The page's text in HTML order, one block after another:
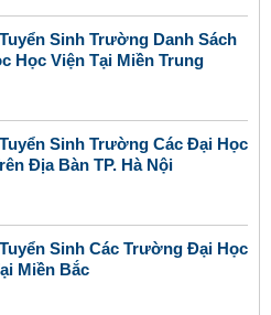
Sinh Trường Danh Sách
Học Viện Tại Miền Trung
Sinh Trường Các Đại Học
Địa Bàn TP. Hà Nội
Sinh Các Trường Đại Học
Miền Bắc